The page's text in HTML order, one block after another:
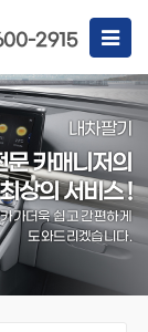
Toggle
2915
내차팔기
문 카매니저의
상의 서비스 !
가더욱 쉽고 간편하게
도와드리겠습니다.